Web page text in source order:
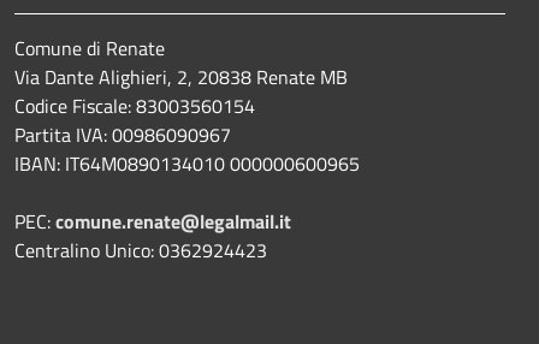
Comune di Renate
Via Dante Alighieri, 2, 20838 Renate MB
Codice Fiscale: 83003560154
Partita IVA: 00986090967
IBAN: IT64M0890134010 000000600965
PEC:comune.renate@legalmail.it
Centralino Unico: 0362924423